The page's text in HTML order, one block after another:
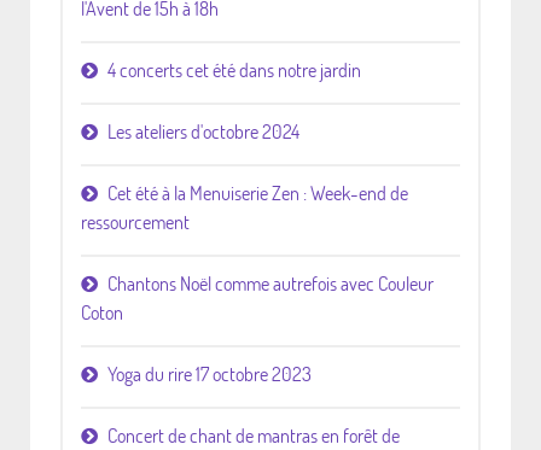
l'Avent de 15h à 18h
4 concerts cet été dans notre jardin
Les ateliers d'octobre 2024
Cet été à la Menuiserie Zen : Week-end de
ressourcement
Chantons Noël comme autrefois avec Couleur
Coton
Yoga du rire 17 octobre 2023
Concert de chant de mantras en forêt de